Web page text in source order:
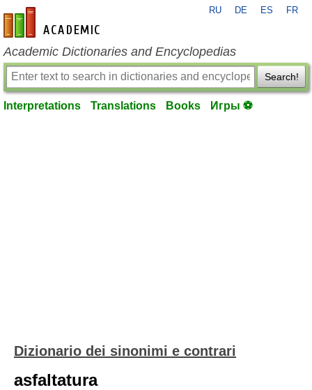
en-academic.com
RU DE ES FR
Academic Dictionaries and Encyclopedias
Search!
Interpretations Translations Books Игры ⚽
Dizionario dei sinonimi e contrari
asfaltatura